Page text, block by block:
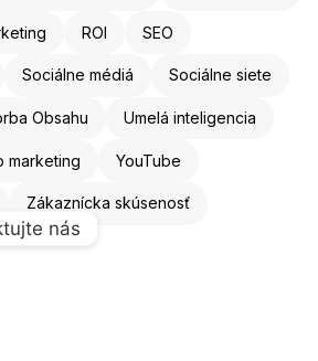
ROI SEO
Sociálne médiá Sociálne siete
Obsahu Umelá inteligencia
marketing YouTube
Zákaznícka skúsenosť
nás